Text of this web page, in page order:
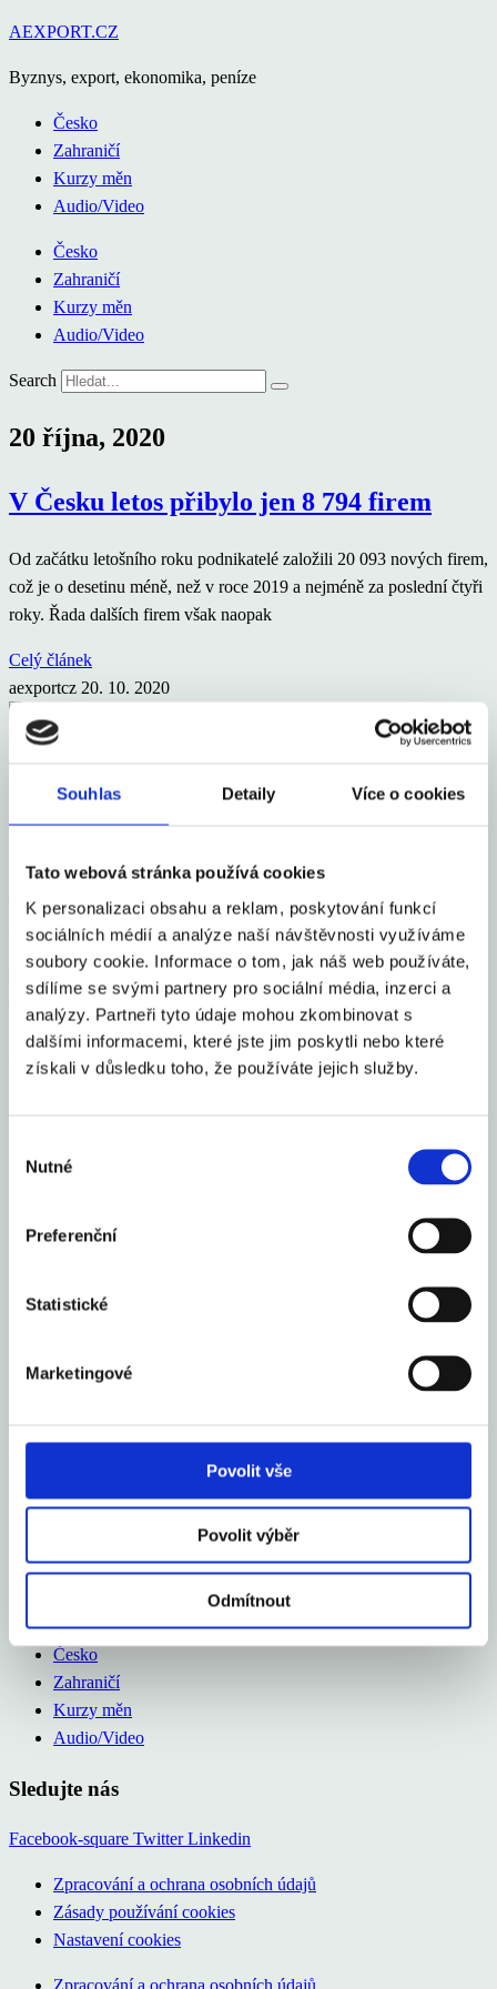
Souhlas Detaily Více o cookies
Tato webová stránka používá cookies
K personalizaci obsahu a reklam, poskytování funkcí
sociálních médií a analýze naší návštěvnosti využíváme
soubory cookie. Informace o tom, jak náš web používáte,
sdílíme se svými partnery pro sociální média, inzerci a
analýzy. Partneři tyto údaje mohou zkombinovat s
dalšími informacemi, které jste jim poskytli nebo které
získali v důsledku toho, že používáte jejich služby.
souhlasu
Nutné
Preferenční
Statistické
Marketingové
Povolit vše
Povolit výběr
Odmítnout
Přejít
obsahu
AEXPORT.CZ
Byznys, export, ekonomika, peníze
Česko
Zahraničí
Kurzy měn
Audio/Video
Česko
Zahraničí
Kurzy měn
Audio/Video
Search
20 října, 2020
V Česku letos přibylo jen 8 794 firem
Od začátku letošního roku podnikatelé založili 20 093 nových firem,
což je o desetinu méně, než v roce 2019 a nejméně za poslední čtyři
roky. Řada dalších firem však naopak
Celý článek
aexportcz 20. 10. 2020
Korunu čekají těžké týdny. Přečtěte si
Druhá vlna pandemie koronaviru bude korunu v nejbližších týdnech
dále dusit. A nijak jí nepomůže ani skutečnost, že nákaza zesiluje i v
ostatních evropských zemích a pravděpodobně bude sílit globální
Celý článek
aexportcz 20. 10. 2020
Financial Markets by TradingView
O nás
Kurzy měn
O nás
Zahraničí
Česko
Audio/Video
O nás
Česko
Zahraničí
Kurzy měn
Audio/Video
Sledujte nás
Facebook-square Twitter Linkedin
Zpracování a ochrana osobních údajů
Zásady používání cookies
Nastavení cookies